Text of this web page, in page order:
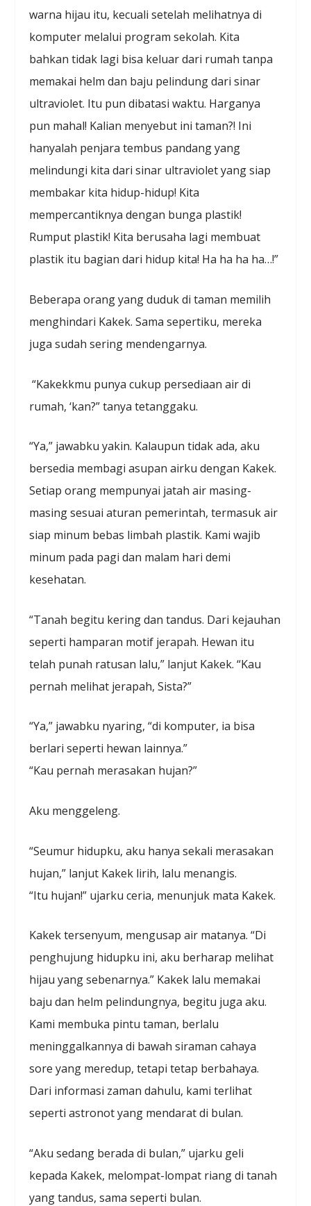
warna hijau itu, kecuali setelah melihatnya di
komputer melalui program sekolah. Kita
bahkan tidak lagi bisa keluar dari rumah tanpa
memakai helm dan baju pelindung dari sinar
ultraviolet. Itu pun dibatasi waktu. Harganya
pun mahal! Kalian menyebut ini taman?! Ini
hanyalah penjara tembus pandang yang
melindungi kita dari sinar ultraviolet yang siap
membakar kita hidup-hidup! Kita
mempercantiknya dengan bunga plastik!
Rumput plastik! Kita berusaha lagi membuat
plastik itu bagian dari hidup kita! Ha ha ha ha…!”
Beberapa orang yang duduk di taman memilih
menghindari Kakek. Sama sepertiku, mereka
juga sudah sering mendengarnya.
“Kakekkmu punya cukup persediaan air di
rumah, ‘kan?” tanya tetanggaku.
“Ya,” jawabku yakin. Kalaupun tidak ada, aku
bersedia membagi asupan airku dengan Kakek.
Setiap orang mempunyai jatah air masing-
masing sesuai aturan pemerintah, termasuk air
siap minum bebas limbah plastik. Kami wajib
minum pada pagi dan malam hari demi
kesehatan.
“Tanah begitu kering dan tandus. Dari kejauhan
seperti hamparan motif jerapah. Hewan itu
telah punah ratusan lalu,” lanjut Kakek. “Kau
pernah melihat jerapah, Sista?”
“Ya,” jawabku nyaring, “di komputer, ia bisa
berlari seperti hewan lainnya.”
“Kau pernah merasakan hujan?”
Aku menggeleng.
“Seumur hidupku, aku hanya sekali merasakan
hujan,” lanjut Kakek lirih, lalu menangis.
“Itu hujan!” ujarku ceria, menunjuk mata Kakek.
Kakek tersenyum, mengusap air matanya. “Di
penghujung hidupku ini, aku berharap melihat
hijau yang sebenarnya.” Kakek lalu memakai
baju dan helm pelindungnya, begitu juga aku.
Kami membuka pintu taman, berlalu
meninggalkannya di bawah siraman cahaya
sore yang meredup, tetapi tetap berbahaya.
Dari informasi zaman dahulu, kami terlihat
seperti astronot yang mendarat di bulan.
“Aku sedang berada di bulan,” ujarku geli
kepada Kakek, melompat-lompat riang di tanah
yang tandus, sama seperti bulan.